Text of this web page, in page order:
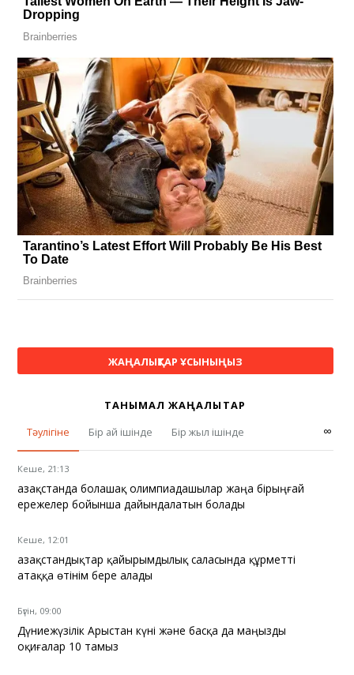
ЖАҢАЛЫҚТАР ҰСЫНЫҢЫЗ
ТАНЫМАЛ ЖАҢАЛЫҚТАР
Тәулігіне
Бір ай ішінде Бір жыл ішінде ∞
Кеше, 21:13
Қазақстанда болашақ олимпиадашылар жаңа бірыңғай
ережелер бойынша дайындалатын болады
Кеше, 12:01
Қазақстандықтар қайырымдылық саласында құрметті
атаққа өтінім бере алады
Бүгін, 09:00
Дүниежүзілік Арыстан күні және басқа да маңызды
оқиғалар 10 тамыз